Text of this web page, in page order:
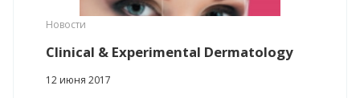
Новости
Clinical & Experimental Dermatology
12 июня 2017